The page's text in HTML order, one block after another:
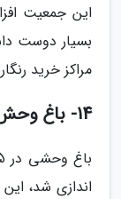
این جمعیت
بسیار دوست
مراکز خرید
14- باغ وحش
اندازی شد،